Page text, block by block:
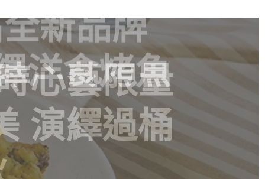
心藝限量
演繹過桶